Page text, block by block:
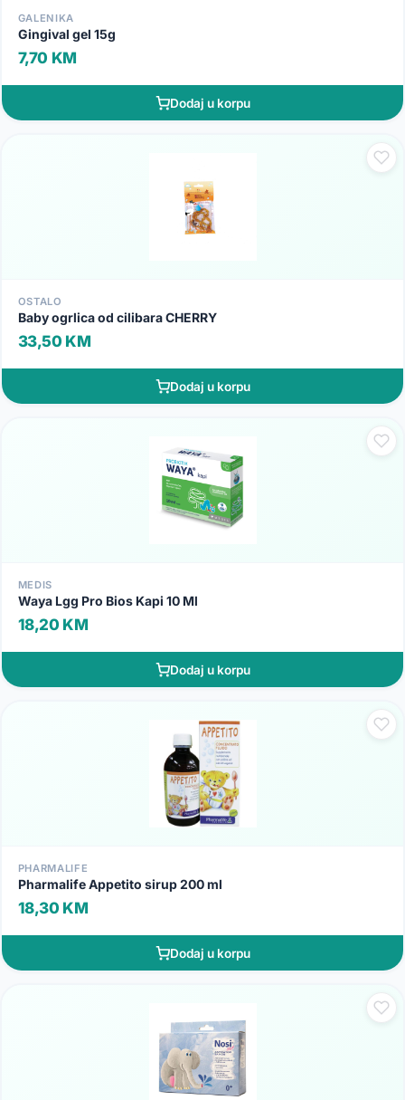
GALENIKA
Gingival gel 15g
7,70 KM
Dodaj u korpu
OSTALO
Baby ogrlica od cilibara CHERRY
33,50 KM
Dodaj u korpu
MEDIS
Waya Lgg Pro Bios Kapi 10 Ml
18,20 KM
Dodaj u korpu
PHARMALIFE
Pharmalife Appetito sirup 200 ml
18,30 KM
Dodaj u korpu